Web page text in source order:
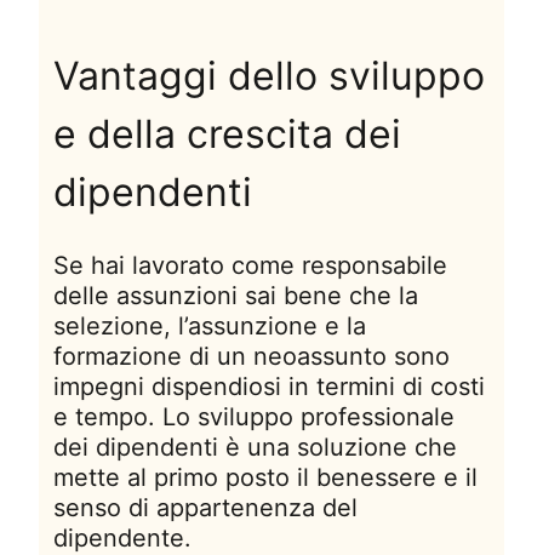
Vantaggi dello sviluppo
e della crescita dei
dipendenti
Se hai lavorato come responsabile
delle assunzioni sai bene che la
selezione, l’assunzione e la
formazione di un neoassunto sono
impegni dispendiosi in termini di costi
e tempo. Lo sviluppo professionale
dei dipendenti è una soluzione che
mette al primo posto il benessere e il
senso di appartenenza del
dipendente.